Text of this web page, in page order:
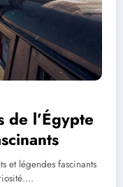
de l’Égypte
et légendes fascinants